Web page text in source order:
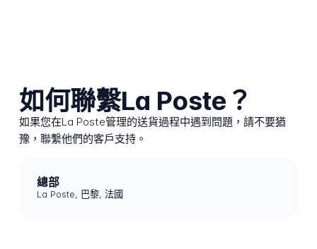
如何聯繫La Poste？
如果您在La Poste管理的送貨過程中遇到問題，請不要猶
豫，聯繫他們的客戶支持。
總部
La Poste, 巴黎, 法國